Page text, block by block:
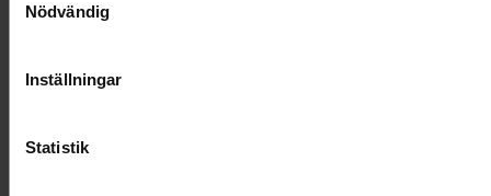
Nödvändig
Inställningar
Statistik